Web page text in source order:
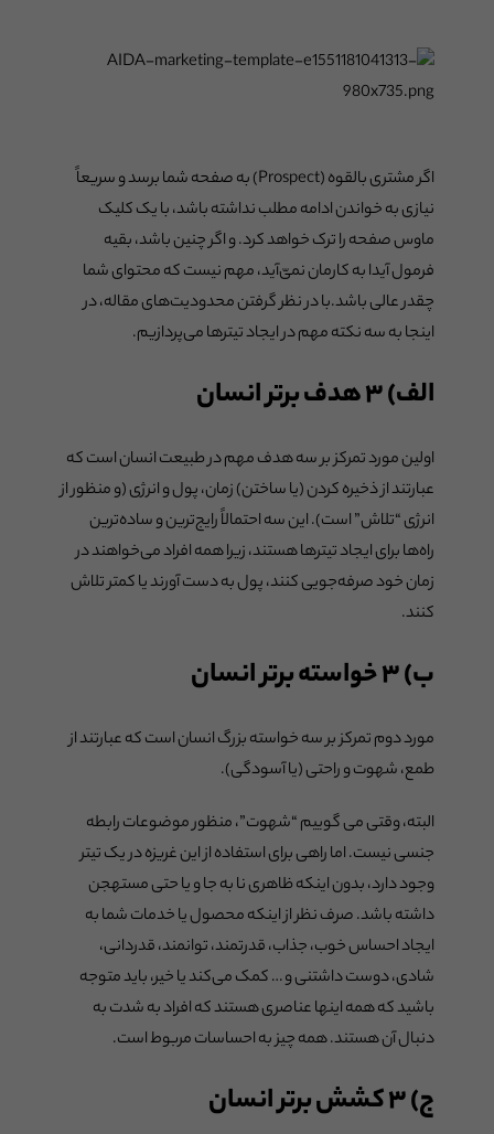
اگر مشتری بالقوه (Prospect) به صفحه شما برسد و سریعاً
نیازی به خواندن ادامه مطلب نداشته باشد، با یک کلیک
ماوس صفحه را ترک خواهد کرد. و اگر چنین باشد، بقیه
فرمول آیدا به کارمان نمی‌ّآید، مهم نیست که محتوای شما
چقدر عالی باشد.با در نظر گرفتن محدودیت‌های مقاله، در
اینجا به سه نکته مهم در ایجاد تیترها می‌پردازیم.
الف) ۳ هدف برتر انسان
اولین مورد تمرکز بر سه هدف مهم در طبیعت انسان است که
عبارتند از ذخیره کردن (یا ساختن) زمان، پول و انرژی (و منظور از
انرژی “تلاش” است). این سه احتمالاً رایج‌ترین و ساده‌ترین
راه‌ها برای ایجاد تیترها هستند، زیرا همه افراد می‌خواهند در
زمان خود صرفه‌جویی کنند، پول به دست آورند یا کمتر تلاش
کنند.
ب) ۳ خواسته برتر انسان
مورد دوم تمرکز بر سه خواسته بزرگ انسان است که عبارتند از
طمع، شهوت و راحتی (یا آسودگی).
البته، وقتی می گوییم “شهوت”، منظور موضوعات رابطه
جنسی نیست. اما راهی برای استفاده از این غریزه در یک تیتر
وجود دارد، بدون اینکه ظاهری نا به جا و یا حتی مستهجن
داشته باشد. صرف نظر از اینکه محصول یا خدمات شما به
ایجاد احساس خوب، جذاب، قدرتمند، توانمند، قدردانی،
شادی، دوست داشتنی و … کمک می‌کند یا خیر، باید متوجه
باشید که همه اینها عناصری هستند که افراد به شدت به
دنبال آن هستند. همه چیز به احساسات مربوط است.
ج) ۳ کشش برتر انسان